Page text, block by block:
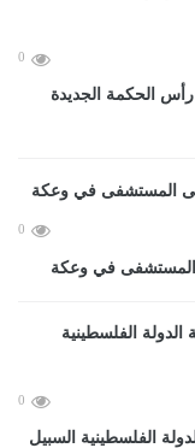
0
الحكمة الجديدة
0
0
الفلسطينية السبيل